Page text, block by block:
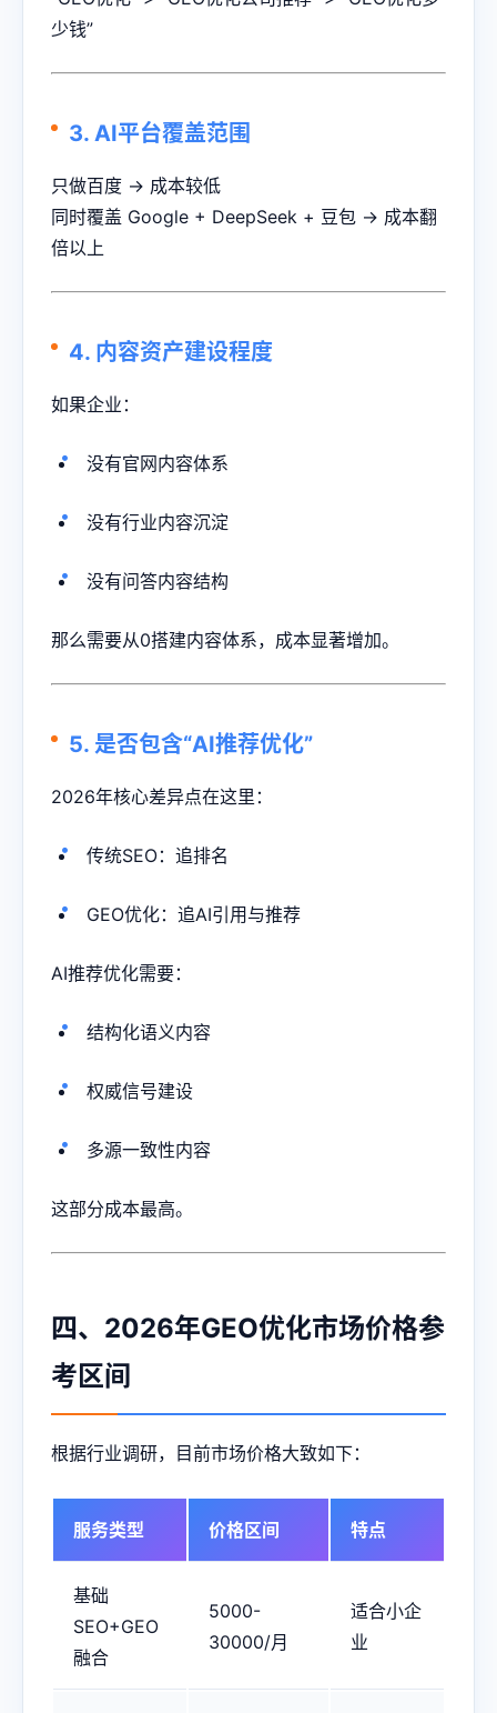
少钱”
3. AI平台覆盖范围
只做百度 → 成本较低
同时覆盖 Google + DeepSeek + 豆包 → 成本翻
倍以上
4. 内容资产建设程度
如果企业：
没有官网内容体系
没有行业内容沉淀
没有问答内容结构
那么需要从0搭建内容体系，成本显著增加。
5. 是否包含“AI推荐优化”
2026年核心差异点在这里：
传统SEO：追排名
GEO优化：追AI引用与推荐
AI推荐优化需要：
结构化语义内容
权威信号建设
多源一致性内容
这部分成本最高。
四、2026年GEO优化市场价格参
考区间
根据行业调研，目前市场价格大致如下：
服务类型 价格区间 特点
基础
SEO+GEO
融合
5000-
30000/月
适合小企
业